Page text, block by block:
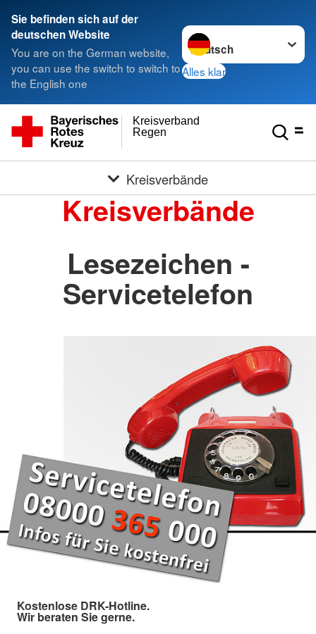
Sie befinden sich auf der
deutschen Website
You are on the German website,
you can use the switch to switch to
the English one
Sprache wechseln zu
Alles klar
Regen
Kreisverband
Kreisverbände
Kreisverbände
Lesezeichen -
Servicetelefon
Kostenlose DRK-Hotline.
Wir beraten Sie gerne.